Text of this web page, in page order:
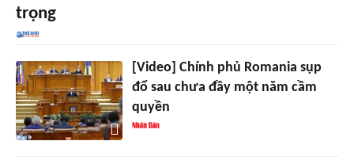
trọng
[Video] Chính phủ Romania sụp
đổ sau chưa đầy một năm cầm
quyền